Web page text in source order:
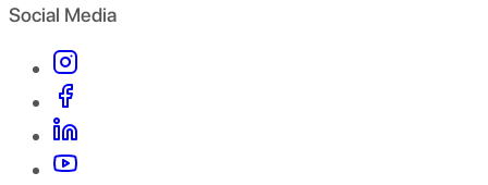
Social Media